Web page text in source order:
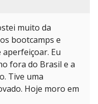
muito da
bootcamps e
Eu
fora do Brasil e a
Tive uma
Hoje moro em